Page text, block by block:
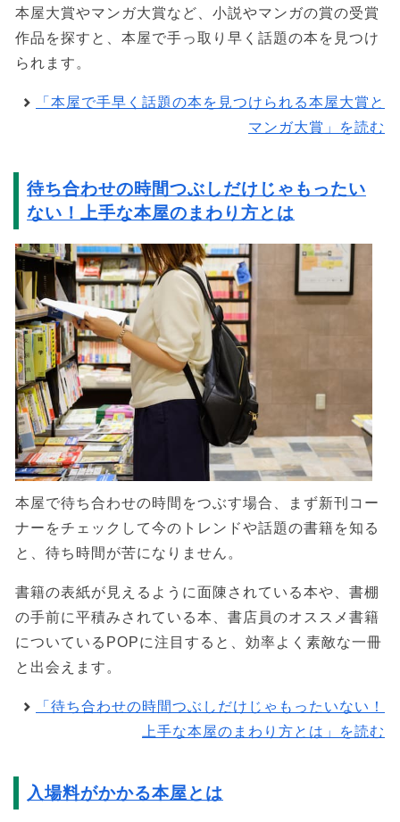
本屋大賞やマンガ大賞など、小説やマンガの賞の受賞
作品を探すと、本屋で手っ取り早く話題の本を見つけ
られます。
「本屋で手早く話題の本を見つけられる本屋大賞と
マンガ大賞」を読む
待ち合わせの時間つぶしだけじゃもったい
ない！上手な本屋のまわり方とは
本屋で待ち合わせの時間をつぶす場合、まず新刊コー
ナーをチェックして今のトレンドや話題の書籍を知る
と、待ち時間が苦になりません。
書籍の表紙が見えるように面陳されている本や、書棚
の手前に平積みされている本、書店員のオススメ書籍
についているPOPに注目すると、効率よく素敵な一冊
と出会えます。
「待ち合わせの時間つぶしだけじゃもったいない！
上手な本屋のまわり方とは」を読む
入場料がかかる本屋とは